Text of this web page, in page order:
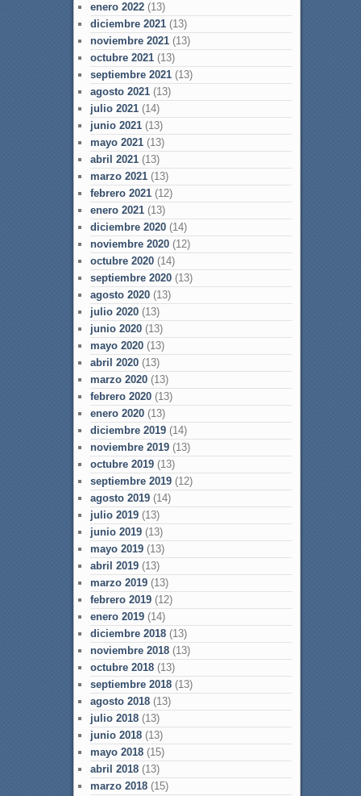
enero 2022(13)
diciembre 2021(13)
noviembre 2021(13)
octubre 2021(13)
septiembre 2021(13)
agosto 2021(13)
julio 2021(14)
junio 2021(13)
mayo 2021(13)
abril 2021(13)
marzo 2021(13)
febrero 2021(12)
enero 2021(13)
diciembre 2020(14)
noviembre 2020(12)
octubre 2020(14)
septiembre 2020(13)
agosto 2020(13)
julio 2020(13)
junio 2020(13)
mayo 2020(13)
abril 2020(13)
marzo 2020(13)
febrero 2020(13)
enero 2020(13)
diciembre 2019(14)
noviembre 2019(13)
octubre 2019(13)
septiembre 2019(12)
agosto 2019(14)
julio 2019(13)
junio 2019(13)
mayo 2019(13)
abril 2019(13)
marzo 2019(13)
febrero 2019(12)
enero 2019(14)
diciembre 2018(13)
noviembre 2018(13)
octubre 2018(13)
septiembre 2018(13)
agosto 2018(13)
julio 2018(13)
junio 2018(13)
mayo 2018(15)
abril 2018(13)
marzo 2018(15)